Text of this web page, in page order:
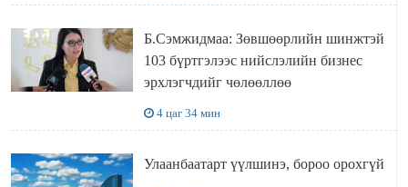
Б.Сэмжидмаа: Зөвшөөрлийн шинжтэй
103 бүртгэлээс нийслэлийн бизнес
эрхлэгчдийг чөлөөллөө
4 цаг 34 мин
Улаанбаатарт үүлшинэ, бороо орохгүй